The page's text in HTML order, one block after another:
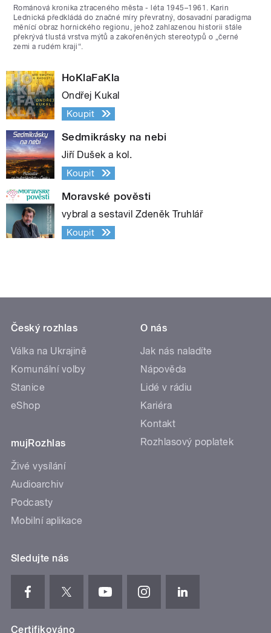
Románová kronika ztraceného města - léta 1945–1961. Karin
Lednická předkládá do značné míry převratný, dosavadní paradigma
měnící obraz hornického regionu, jehož zahlazenou historii stále
překrývá tlustá vrstva mýtů a zakořeněných stereotypů o „černé
zemi a rudém kraji“.
HoKlaFaKla
Ondřej Kukal
Koupit
Sedmikrásky na nebi
Jiří Dušek a kol.
Koupit
Moravské pověsti
vybral a sestavil Zdeněk Truhlář
Koupit
Český rozhlas
Válka na Ukrajině
Komunální volby
Stanice
eShop
mujRozhlas
Živé vysílání
Audioarchiv
Podcasty
Mobilní aplikace
O nás
Jak nás naladíte
Nápověda
Lidé v rádiu
Kariéra
Kontakt
Rozhlasový poplatek
Sledujte nás
Certifikováno